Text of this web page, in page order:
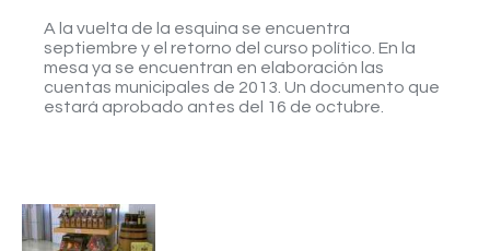
A la vuelta de la esquina se encuentra
septiembre y el retorno del curso político. En la
mesa ya se encuentran en elaboración las
cuentas municipales de 2013. Un documento que
estará aprobado antes del 16 de octubre.